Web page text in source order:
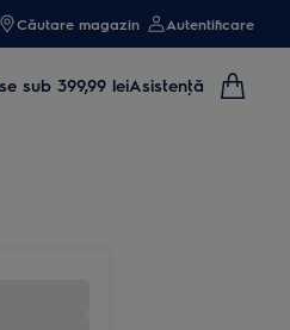
Căutare magazin Autentificare
sub 399,99 leiAsistenţă